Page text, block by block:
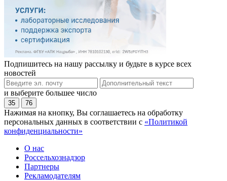
Подпишитесь на нашу рассылку и будьте в курсе всех
новостей
и выберите большее число
35 76
Нажимая на кнопку, Вы соглашаетесь на обработку
персональных данных в соответствии с «Политикой
конфиденциальности»
О нас
Россельхознадзор
Партнеры
Рекламодателям